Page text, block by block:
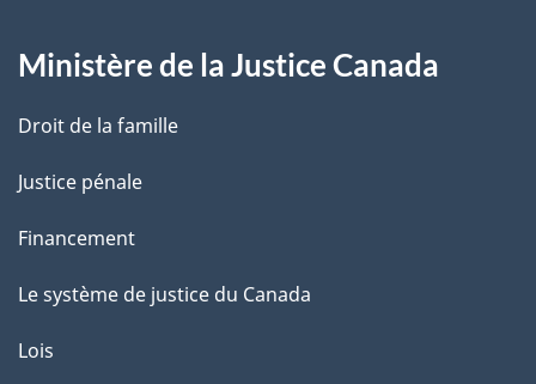
e
Ministère de la Justice Canada
Droit de la famille
Justice pénale
Financement
Le système de justice du Canada
Lois